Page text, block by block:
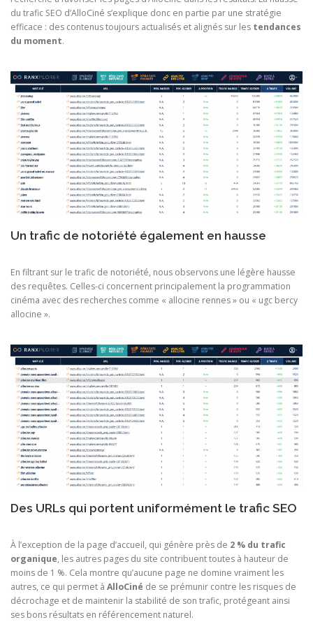
du trafic SEO d’AlloCiné s’explique donc en partie par une stratégie
efficace : des contenus toujours actualisés et alignés sur les tendances
du moment.
Un trafic de notoriété également en hausse
En filtrant sur le trafic de notoriété, nous observons une légère hausse
des requêtes. Celles-ci concernent principalement la programmation
cinéma avec des recherches comme « allocine rennes » ou « ugc bercy
allocine ».
Des URLs qui portent uniformément le trafic SEO
À l’exception de la page d’accueil, qui génère près de 2 % du trafic
organique, les autres pages du site contribuent toutes à hauteur de
moins de 1 %. Cela montre qu’aucune page ne domine vraiment les
autres, ce qui permet à AlloCiné de se prémunir contre les risques de
décrochage et de maintenir la stabilité de son trafic, protégeant ainsi
ses bons résultats en référencement naturel.